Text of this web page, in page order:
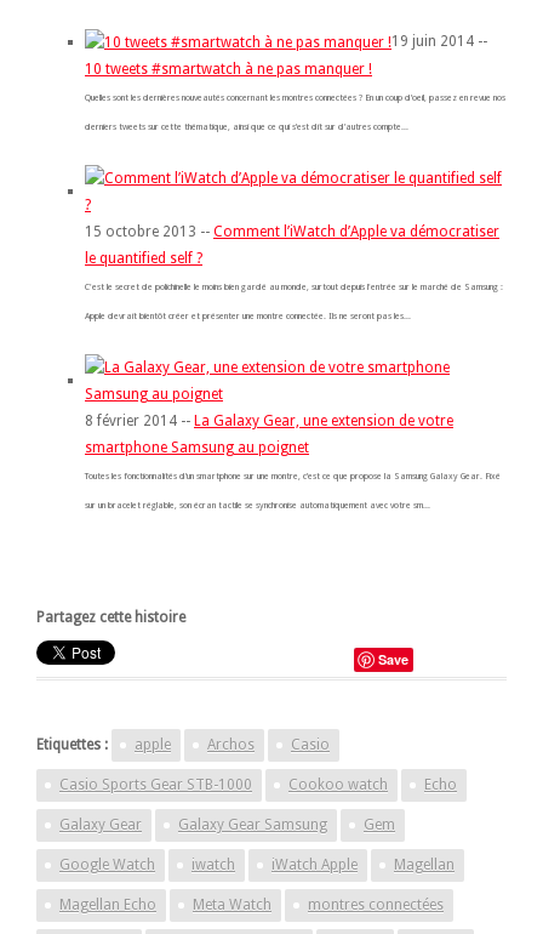
19 juin 2014 --
10 tweets #smartwatch à ne pas manquer !
Quelles sont les dernières nouveautés concernant les montres connectées ? En un coup d’oeil, passez en revue nos
derniers tweets sur cette thématique, ainsi que ce qui s’est dit sur d’autres compte...
15 octobre 2013 -- Comment l’iWatch d’Apple va démocratiser
le quantified self ?
C'est le secret de polichinelle le moins bien gardé au monde, surtout depuis l'entrée sur le marché de Samsung :
Apple devrait bientôt créer et présenter une montre connectée. Ils ne seront pas les...
8 février 2014 -- La Galaxy Gear, une extension de votre
smartphone Samsung au poignet
Toutes les fonctionnalités d’un smartphone sur une montre, c’est ce que propose la Samsung Galaxy Gear. Fixé
sur un bracelet réglable, son écran tactile se synchronise automatiquement avec votre sm...
Partagez cette histoire
Save
Etiquettes : apple Archos Casio
Casio Sports Gear STB-1000 Cookoo watch Echo
Galaxy Gear Galaxy Gear Samsung Gem
Google Watch iwatch iWatch Apple Magellan
Magellan Echo Meta Watch montres connectées